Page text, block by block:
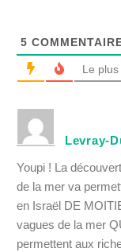
5
Le
Levray-
Youpi ! La
de la mer va
en Israël DE
vagues de la mer
permettent aux